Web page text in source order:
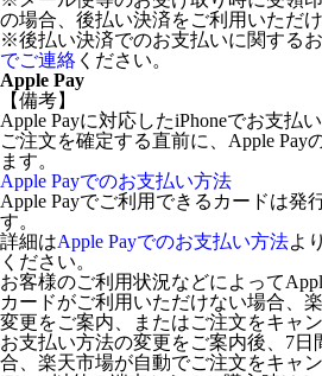
の場合、後払い決済をご利用いただ
※後払い決済でのお支払いに関する
でご連絡 ください。
Apple Pay
【備考】
Apple Payに対応したiPhoneでお支払
ご注文を確定する直前に、Apple Pay
ます。
Apple Payでのお支払い方法
Apple Payでご利用できるカードは発
す。
詳細はApple Payでのお支払い方法よ
ください。
お客様のご利用状況などによって
カードがご利用いただけない場合、
変更をご案内、またはご注文をキャ
お支払い方法の変更をご案内後、7
合、楽天市場が自動でご注文をキャ